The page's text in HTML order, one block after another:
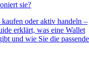
sie?
oder aktiv handeln –
erklärt, was eine Wallet
und wie Sie die passende